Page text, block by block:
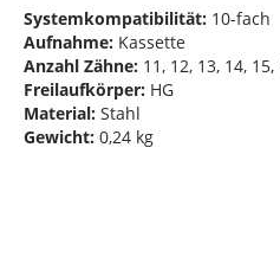
Systemkompatibilität: 10-fach
Aufnahme: Kassette
Anzahl Zähne: 11, 12, 13, 14,
Freilaufkörper: HG
Material: Stahl
Gewicht: 0,24 kg